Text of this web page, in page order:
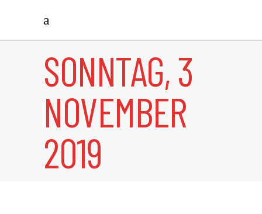
SONNTAG, 3
NOVEMBER
2019